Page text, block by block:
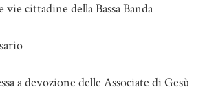
cittadine della Bassa Banda
a devozione delle Associate di Gesù